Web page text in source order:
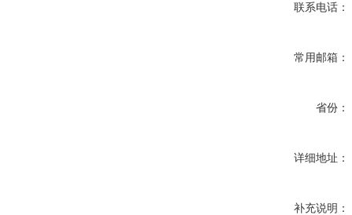
联系电话：
常用邮箱：
省份：
详细地址：
补充说明：